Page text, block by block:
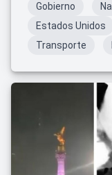
Gobierno
Estados Unidos
Transporte